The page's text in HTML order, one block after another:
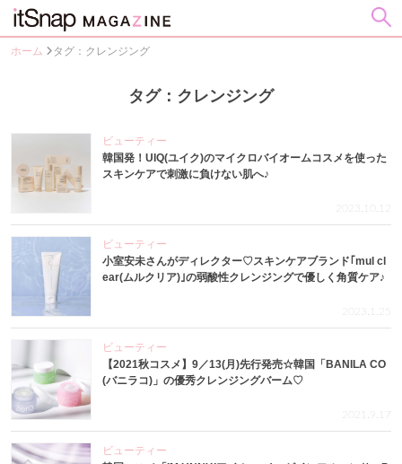
ホーム タグ：クレンジング
タグ：クレンジング
ビューティー
韓国発！UIQ(ユイク)のマイクロバイオームコスメを使った
スキンケアで刺激に負けない肌へ♪
2023.10.12
ビューティー
小室安未さんがディレクター♡スキンケアブランド｢mul cl
ear(ムルクリア)｣の弱酸性クレンジングで優しく角質ケア♪
2023.1.25
ビューティー
【2021秋コスメ】9／13(月)先行発売☆韓国「BANILA CO
(バニラコ)」の優秀クレンジングバーム♡
2021.9.17
ビューティー